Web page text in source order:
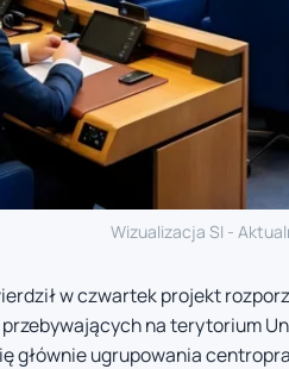
Wizualizacja SI -
w czwartek projekt
na terytorium
głównie ugrupowania